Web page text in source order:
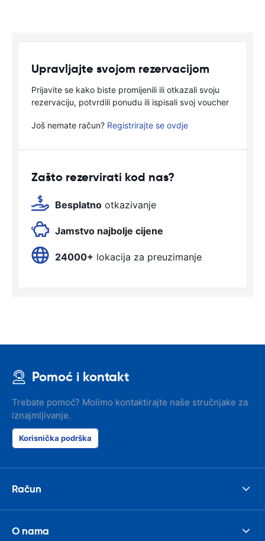
Upravljajte svojom rezervacijom
Prijavite se kako biste promijenili ili otkazali svoju
rezervaciju, potvrdili ponudu ili ispisali svoj voucher
Još nemate račun? Registrirajte se ovdje
Zašto rezervirati kod nas?
Besplatno otkazivanje
Jamstvo najbolje cijene
24000+ lokacija za preuzimanje
Pomoć i kontakt
Trebate pomoć? Molimo kontaktirajte naše stručnjake za
iznajmljivanje.
Korisnička podrška
Račun
O nama